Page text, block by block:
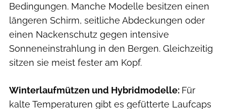
Bedingungen. Manche Modelle besitzen einen
längeren Schirm, seitliche Abdeckungen oder
einen Nackenschutz gegen intensive
Sonneneinstrahlung in den Bergen. Gleichzeitig
sitzen sie meist fester am Kopf.
Winterlaufmützen und Hybridmodelle: Für
kalte Temperaturen gibt es gefütterte Laufcaps